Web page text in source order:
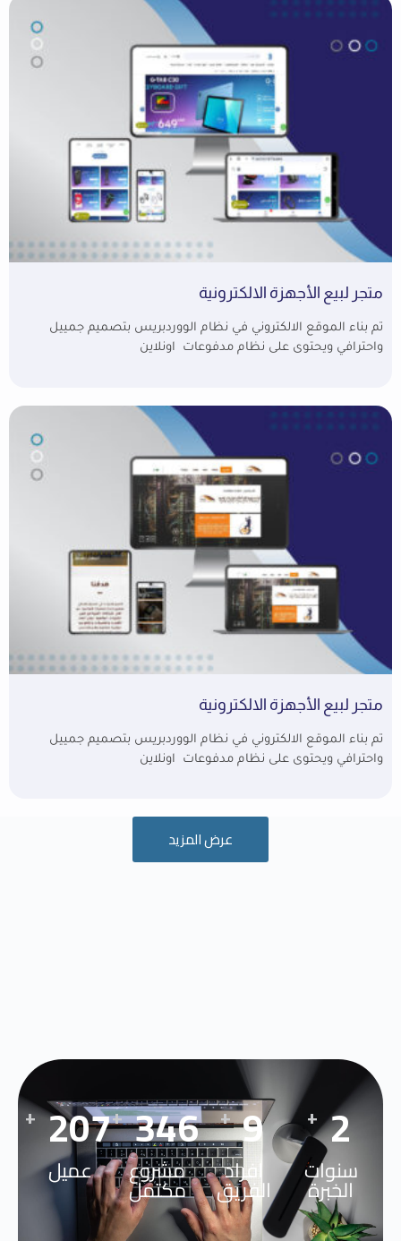
متجر لبيع الأجهزة الالكترونية
تم بناء الموقع الالكتروني في نظام الووردبريس بتصميم جمييل
واحترافي ويحتوى على نظام مدفوعات اونلاين
متجر لبيع الأجهزة الالكترونية
تم بناء الموقع الالكتروني في نظام الووردبريس بتصميم جمييل
واحترافي ويحتوى على نظام مدفوعات اونلاين
عرض المزيد
4
+
سنوات
الخبرة
14
+
افراد
الفريق
500
+
مشروع
مكتمل
300
+
عميل